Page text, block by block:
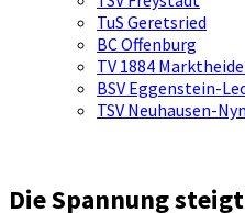
TuS Geretsried
BC Offenburg
TV 1884
BSV Eggenstein-
TSV Neuhausen-
Die Spannung